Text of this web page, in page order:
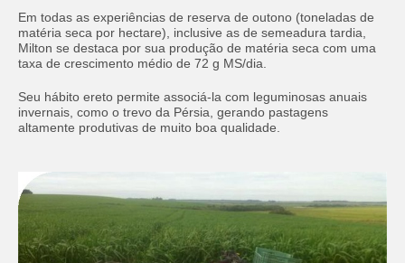
Em todas as experiências de reserva de outono (toneladas de
matéria seca por hectare), inclusive as de semeadura tardia,
Milton se destaca por sua produção de matéria seca com uma
taxa de crescimento médio de 72 g MS/dia.
Seu hábito ereto permite associá-la com leguminosas anuais
invernais, como o trevo da Pérsia, gerando pastagens
altamente produtivas de muito boa qualidade.
Enter your information in order to download
Name
Last Name Required